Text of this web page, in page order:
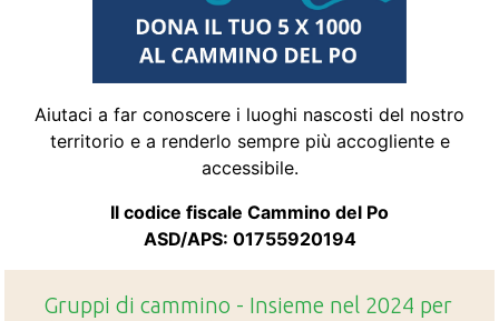
Aiutaci a far conoscere i luoghi nascosti del nostro
territorio e a renderlo sempre più accogliente e
accessibile.
Il codice fiscale Cammino del Po
ASD/APS: 01755920194
Gruppi di cammino - Insieme nel 2024 per